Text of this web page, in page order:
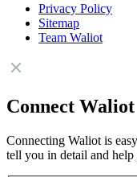
Privacy Policy
Sitemap
Team Waliot
Connect Waliot
Connecting Waliot is
tell you in detail and help